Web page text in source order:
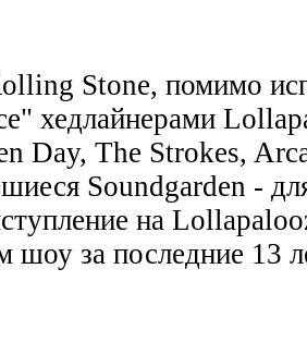
Stone, помимо
хедлайнерами
Day, The Strokes,
Soundgarden -
на
шоу за последние 13